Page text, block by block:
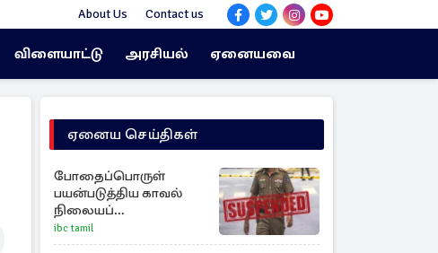
About Us Contact us
விளையாட்டு அரசியல் ஏனையவை
ஏனைய செய்திகள்
போதைப்பொருள்
பயன்படுத்திய காவல்
நிலையப்
பொறுப்பதிகாரி பணி
இடைநீக்கம்
ibc tamil